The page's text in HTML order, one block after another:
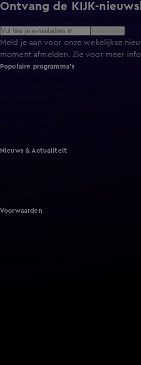
Ontvang de KIJK-
Meld je aan voor de nieuwsbrief en
Meld je aan voor onze wekelijkse
moment afmelden. Zie voor meer
Populaire programma's
De Bondgenoten
Nieuws & Actualiteit
Voorwaarden